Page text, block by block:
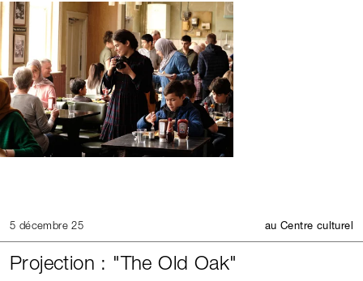
5 décembre 25 au Centre culturel
Projection : "The Old Oak"